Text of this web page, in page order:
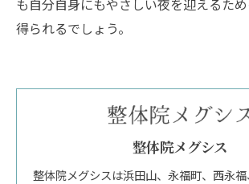
も自分自身にもやさしい夜を迎えるた
得られるでしょう。
整体院メグシス
整体院メグシスは浜田山、永福町、西永